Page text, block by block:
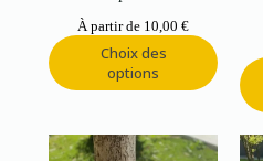
À partir de 10,00€
Choix des
options